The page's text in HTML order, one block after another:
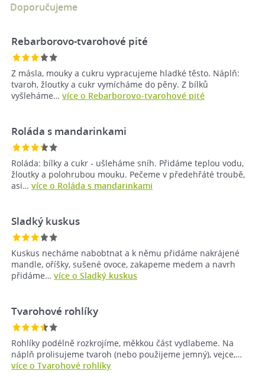
Doporučujeme
Rebarborovo-tvarohové pité
Z másla, mouky a cukru vypracujeme hladké těsto. Náplň:
tvaroh, žloutky a cukr vymícháme do pěny. Z bílků
vyšleháme… více o Rebarborovo-tvarohové pité
Roláda s mandarinkami
Roláda: bílky a cukr - ušleháme sníh. Přidáme teplou vodu,
žloutky a polohrubou mouku. Pečeme v předehřáté troubě,
asi… více o Roláda s mandarinkami
Sladký kuskus
Kuskus necháme nabobtnat a k němu přidáme nakrájené
mandle, oříšky, sušené ovoce, zakapeme medem a navrh
přidáme… více o Sladký kuskus
Tvarohové rohlíky
Rohlíky podélně rozkrojíme, měkkou část vydlabeme. Na
náplň prolisujeme tvaroh (nebo použijeme jemný), vejce,…
více o Tvarohové rohlíky